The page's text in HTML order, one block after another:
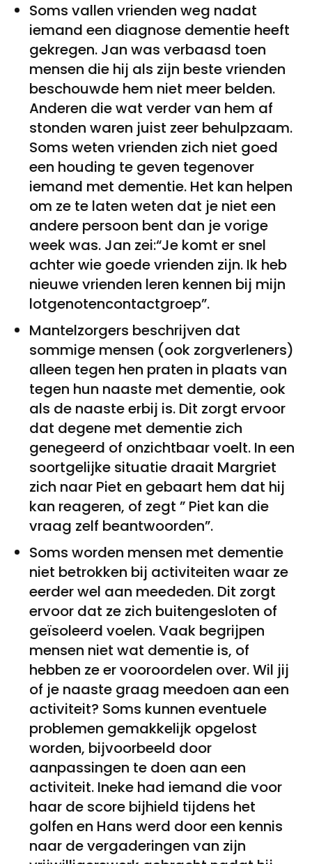
Soms vallen vrienden weg nadat
iemand een diagnose dementie heeft
gekregen. Jan was verbaasd toen
mensen die hij als zijn beste vrienden
beschouwde hem niet meer belden.
Anderen die wat verder van hem af
stonden waren juist zeer behulpzaam.
Soms weten vrienden zich niet goed
een houding te geven tegenover
iemand met dementie. Het kan helpen
om ze te laten weten dat je niet een
andere persoon bent dan je vorige
week was. Jan zei:“Je komt er snel
achter wie goede vrienden zijn. Ik heb
nieuwe vrienden leren kennen bij mijn
lotgenotencontactgroep”.
Mantelzorgers beschrijven dat
sommige mensen (ook zorgverleners)
alleen tegen hen praten in plaats van
tegen hun naaste met dementie, ook
als de naaste erbij is. Dit zorgt ervoor
dat degene met dementie zich
genegeerd of onzichtbaar voelt. In een
soortgelijke situatie draait Margriet
zich naar Piet en gebaart hem dat hij
kan reageren, of zegt ” Piet kan die
vraag zelf beantwoorden”.
Soms worden mensen met dementie
niet betrokken bij activiteiten waar ze
eerder wel aan meededen. Dit zorgt
ervoor dat ze zich buitengesloten of
geïsoleerd voelen. Vaak begrijpen
mensen niet wat dementie is, of
hebben ze er vooroordelen over. Wil jij
of je naaste graag meedoen aan een
activiteit? Soms kunnen eventuele
problemen gemakkelijk opgelost
worden, bijvoorbeeld door
aanpassingen te doen aan een
activiteit. Ineke had iemand die voor
haar de score bijhield tijdens het
golfen en Hans werd door een kennis
naar de vergaderingen van zijn